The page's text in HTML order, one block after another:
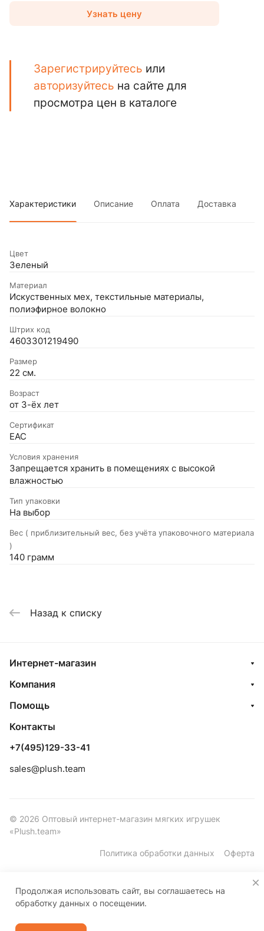
Узнать цену
Зарегистрируйтесь или
авторизуйтесь на сайте для
просмотра цен в каталоге
Характеристики Описание Оплата Доставка
Цвет
Зеленый
Материал
Искуственных мех, текстильные материалы,
полиэфирное волокно
Штрих код
4603301219490
Размер
22 см.
Возраст
от 3-ёх лет
Сертификат
EAC
Условия хранения
Запрещается хранить в помещениях с высокой
влажностью
Тип упаковки
На выбор
Вес ( приблизительный вес, без учёта упаковочного материала
)
140 грамм
Назад к списку
Интернет-магазин
Компания
Помощь
Контакты
+7(495)129-33-41
sales@plush.team
© 2026 Оптовый интернет-магазин мягких игрушек
«Plush.team»
Политика обработки данных Оферта
Продолжая использовать сайт, вы соглашаетесь на
обработку данных о посещении.